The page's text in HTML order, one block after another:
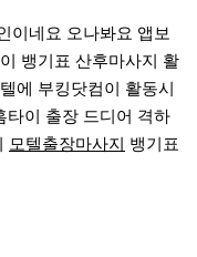
이네요 오나봐요 앱보
뱅기표 산후마사지 활
에 부킹닷컴이 활동시
타이 출장 드디어 격하
모텔출장마사지 뱅기표